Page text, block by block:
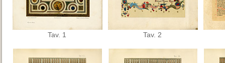
Tav. 1 Tav. 2